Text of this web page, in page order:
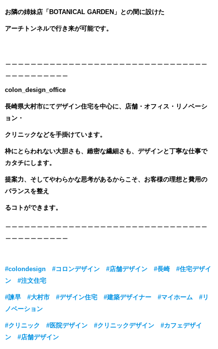
お隣の姉妹店「BOTANICAL GARDEN」との間に設けた
アーチトンネルで行き来が可能です。
colon_design_office
長崎県大村市にてデザイン住宅を中心に、店舗・オフィス・リノベーシ
ョン・
クリニックなどを手掛けています。
枠にとらわれない大胆さも、緻密な繊細さも、デザインと丁寧な仕事で
カタチにします。
提案力、そしてやわらかな思考があるからこそ、お客様の理想と費用の
バランスを整え
るコトができます。
#colondesign #コロンデザイン #店舗デザイン #長崎 #住宅デザイ
ン #注文住宅
#諫早 #大村市 #デザイン住宅 #建築デザイナー #マイホーム #リ
ノベーション
#クリニック #医院デザイン #クリニックデザイン #カフェデザイ
ン #店舗デザイン